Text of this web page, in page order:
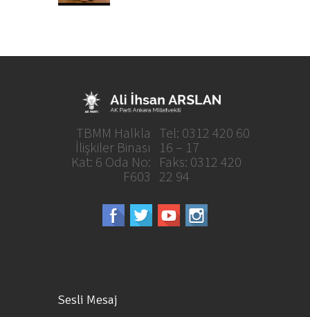
Tel: 0312 420 60
16 – 17
Faks: 0312 420
22 94
TBMM Halkla
İlişkiler Binası
Kat: 6 Oda No:
F603
Sesli Mesaj